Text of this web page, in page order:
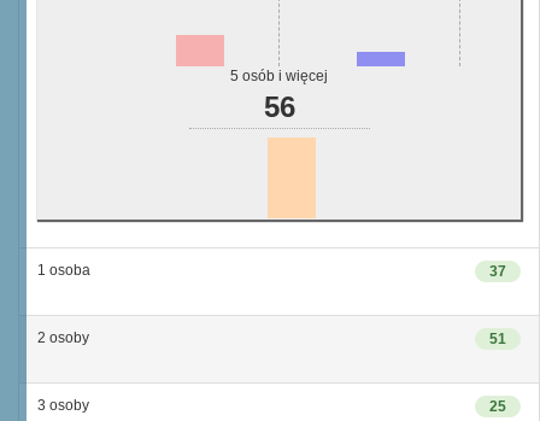
5 osób i więcej
56
37
1 osoba
51
2 osoby
25
3 osoby